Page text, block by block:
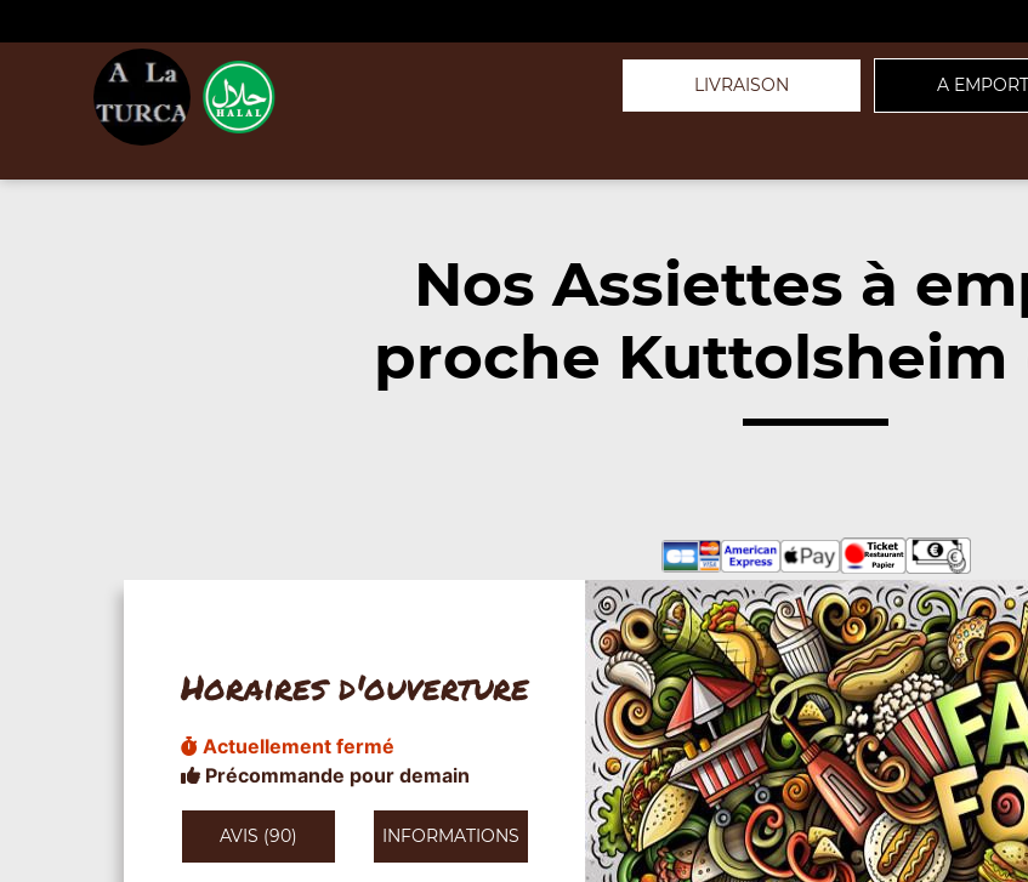
LIVRAISON A
Nos Assiettes à
proche Kuttolsheim
Horaires d'ouverture
Actuellement fermé
Précommande pour demain
AVIS (90) INFORMATIONS